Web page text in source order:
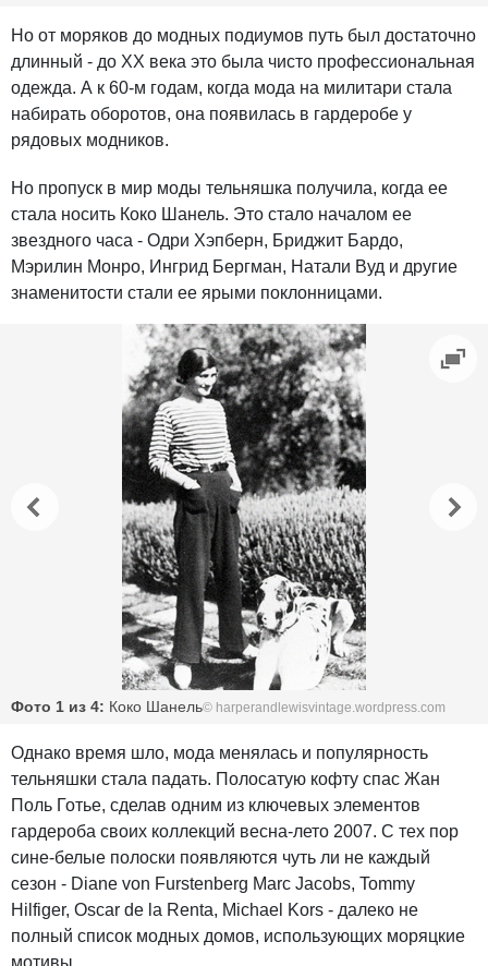
Но от моряков до модных подиумов путь был достаточно
длинный - до XX века это была чисто профессиональная
одежда. А к 60-м годам, когда мода на милитари стала
набирать оборотов, она появилась в гардеробе у
рядовых модников.
Но пропуск в мир моды тельняшка получила, когда ее
стала носить Коко Шанель. Это стало началом ее
звездного часа - Одри Хэпберн, Бриджит Бардо,
Мэрилин Монро, Ингрид Бергман, Натали Вуд и другие
знаменитости стали ее ярыми поклонницами.
Фото 1 из 4: Коко Шанель© harperandlewisvintage.wordpress.com
Однако время шло, мода менялась и популярность
тельняшки стала падать. Полосатую кофту спас Жан
Поль Готье, сделав одним из ключевых элементов
гардероба своих коллекций весна-лето 2007. С тех пор
сине-белые полоски появляются чуть ли не каждый
сезон - Diane von Furstenberg Marc Jacobs, Tommy
Hilfiger, Оscar de la Renta, Michael Kors - далеко не
полный список модных домов, использующих моряцкие